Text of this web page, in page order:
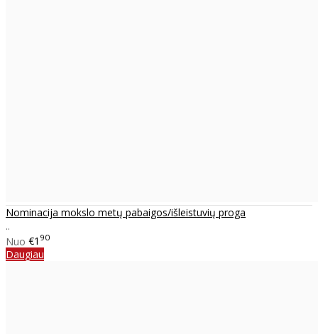
Nominacija mokslo metų pabaigos/išleistuvių proga
..
Nuo €1 90
Daugiau